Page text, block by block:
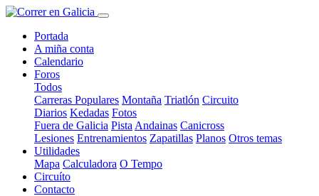
Portada
A miña conta
Calendario
Foros
Todos
Carreras Populares Montaña Triatlón Circuito
Diarios Kedadas Fotos
Fuera de Galicia Pista Andainas Canicross
Lesiones Entrenamientos Zapatillas Planos Otros temas
Utilidades
Mapa Calculadora O Tempo
Circuíto
Contacto